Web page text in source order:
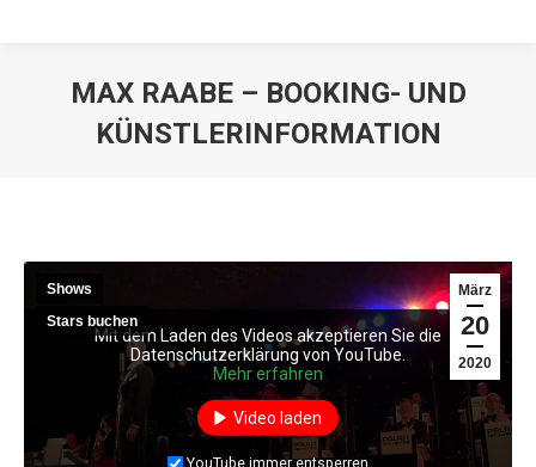
MAX RAABE – BOOKING- UND
KÜNSTLERINFORMATION
März
20
2020
Shows
Stars buchen
Mit dem Laden des Videos akzeptieren Sie die
Datenschutzerklärung von YouTube.
Mehr erfahren
Video laden
YouTube immer entsperren
Mit dem Laden des Videos akzeptieren Sie die
Datenschutzerklärung von YouTube.
Mehr erfahren
Video laden
YouTube immer entsperren